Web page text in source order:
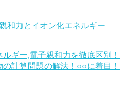
ギー,電子親和力を徹底区別！
計算問題の解法！○○に着目！